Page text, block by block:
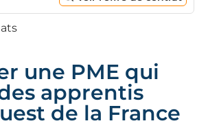
une PME qui
apprentis
de la France